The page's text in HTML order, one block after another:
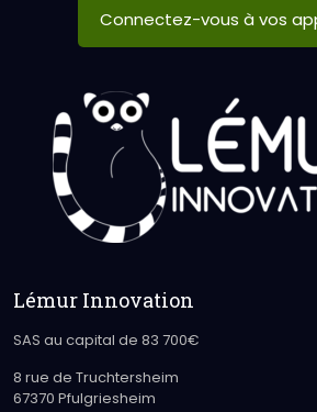
Connectez-vous à vos
Lémur Innovation
SAS au capital de 83 700€
8 rue de Truchtersheim
67370 Pfulgriesheim